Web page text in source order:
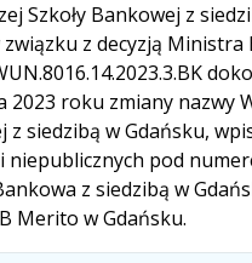
Szkoły Bankowej z
z decyzją Ministra
2023 roku zmiany nazwy
z siedzibą w Gdańsku,
niepublicznych pod
z siedzibą w
Merito w Gdańsku.